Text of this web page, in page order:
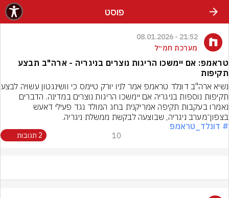
פוסט
21:52 - 08.01.2026
מערכת חמ״ל
טראמפ: אם יימשכו הריגות נוצרים בניגריה - ארה"ב תבצע
תקיפות
בצפון־מערב ניגריה, שבוצעה לבקשת ממשלת ניגריה.
# דונלד_טראמפ
10 2 תגובות